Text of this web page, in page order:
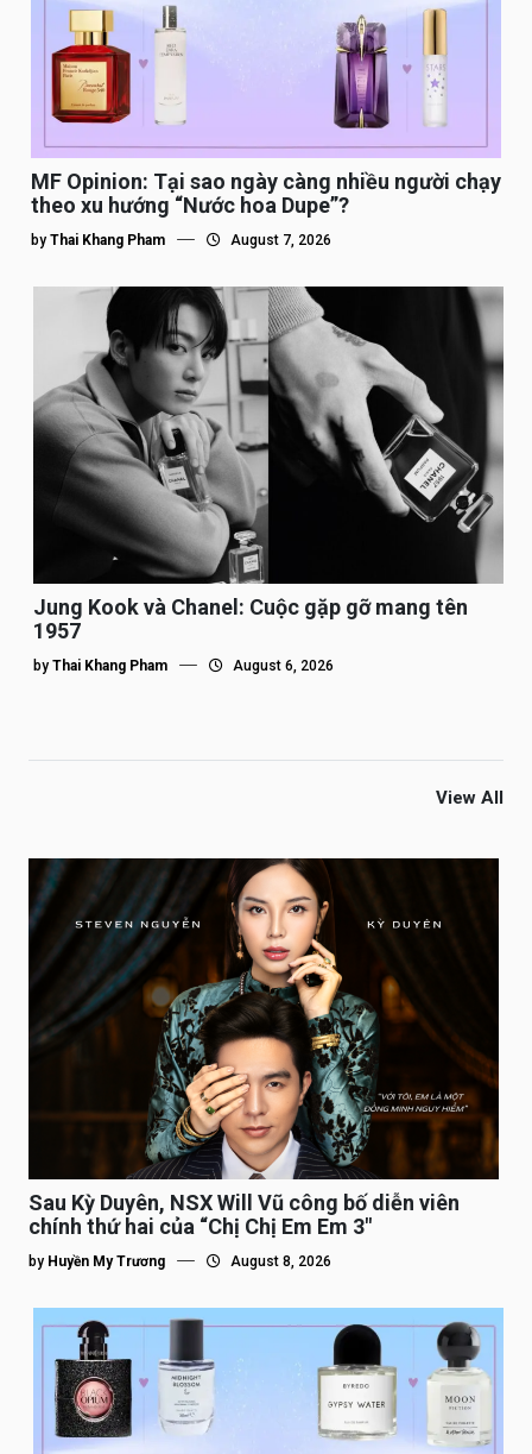
MF Opinion: Tại sao ngày càng nhiều người chạy
theo xu hướng “Nước hoa Dupe”?
by Thai Khang Pham August 7, 2026
Jung Kook và Chanel: Cuộc gặp gỡ mang tên
1957
by Thai Khang Pham August 6, 2026
View All
Sau Kỳ Duyên, NSX Will Vũ công bố diễn viên
chính thứ hai của “Chị Chị Em Em 3″
by Huyền My Trương August 8, 2026